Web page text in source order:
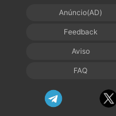
Anúncio(AD)
Feedback
Aviso
FAQ